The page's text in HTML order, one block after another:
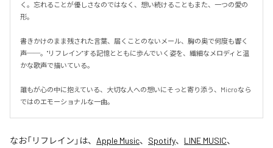
く。忘れることが優しさなのではなく、想い続けることもまた、一つの愛の
形。
書きかけのまま残された言葉、届くことのないメール、胸の奥で何度も響く
声──。"リフレイン"する記憶とともに歩んでいく姿を、繊細なメロディと温
かな歌声で描いている。
誰もが心の中に抱えている、大切な人への想いにそっと寄り添う、Microなら
ではのエモーショナルな一曲。
なお「リフレイン 」は、 Apple Music、 Spotify、 LINE MUSIC、